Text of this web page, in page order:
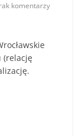
komentarzy
(relację